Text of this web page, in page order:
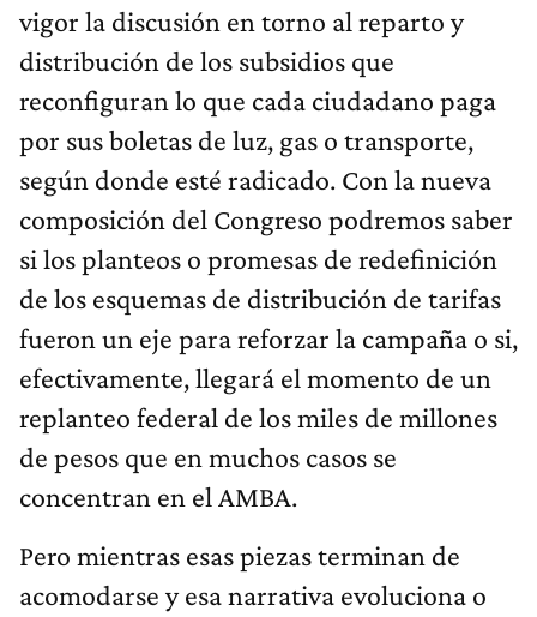
vigor la discusión en torno al reparto y
distribución de los subsidios que
reconfiguran lo que cada ciudadano paga
por sus boletas de luz, gas o transporte,
según donde esté radicado. Con la nueva
composición del Congreso podremos saber
si los planteos o promesas de redefinición
de los esquemas de distribución de tarifas
fueron un eje para reforzar la campaña o si,
efectivamente, llegará el momento de un
replanteo federal de los miles de millones
de pesos que en muchos casos se
concentran en el AMBA.
Pero mientras esas piezas terminan de
acomodarse y esa narrativa evoluciona o